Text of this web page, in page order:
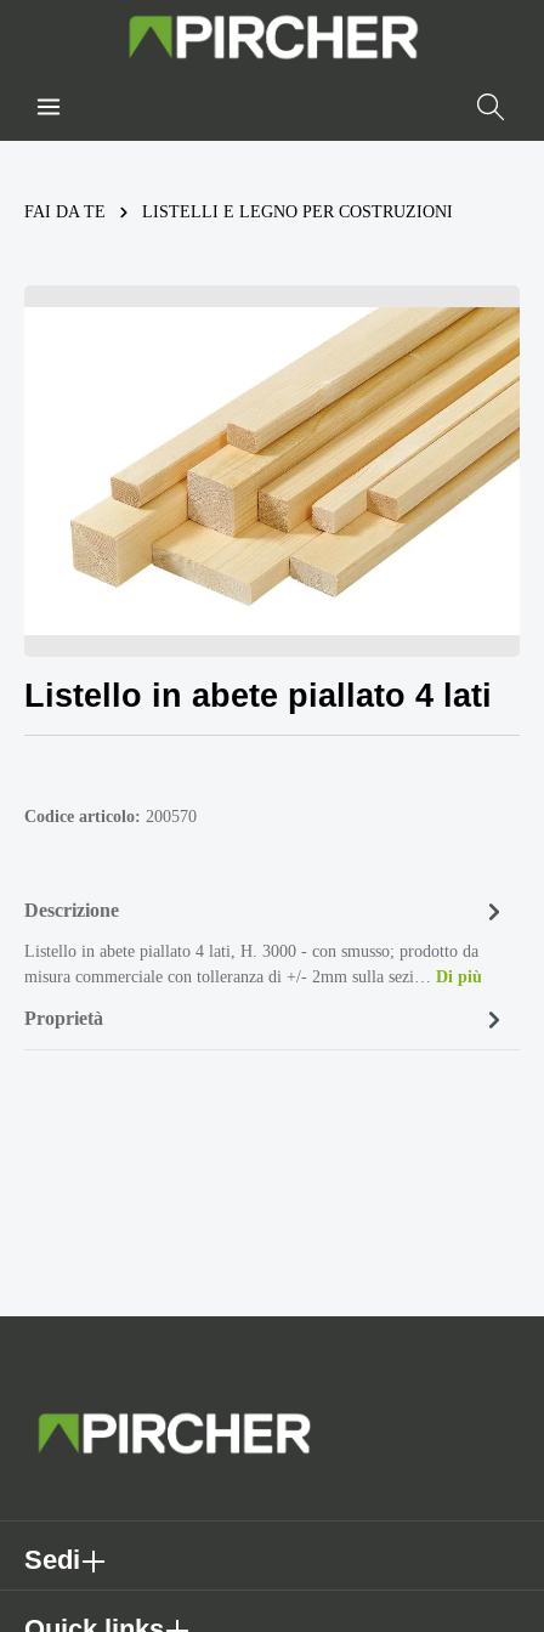
FAI DA TE LISTELLI E LEGNO PER COSTRUZIONI
Listello in abete piallato 4 lati
Codice articolo: 200570
Descrizione
Listello in abete piallato 4 lati, H. 3000 - con smusso; prodotto da
misura commerciale con tolleranza di +/- 2mm sulla sezi… Di più
Proprietà
Sedi